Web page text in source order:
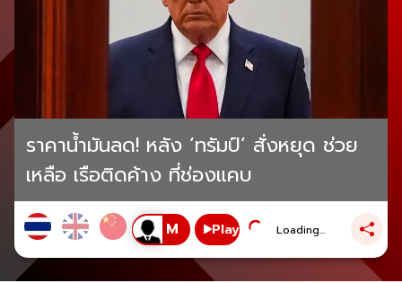
ราคาน้ำมันลด! หลัง ‘ทรัมป์’ สั่งหยุด ช่วย
เหลือ เรือติดค้าง ที่ช่องแคบ
Play Loading...